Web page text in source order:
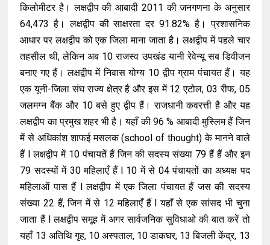
किलोमीटर है। लक्षद्वीप की आबादी 2011 की जनगणना के अनुसार
64,473 है। लक्षद्वीप की साक्षरता दर 91.82% है। प्रशासनिक
आधार पर लक्षद्वीप को एक जिला माना जाता है। लक्षद्वीप में पहले चार
तहसील थी, लेकिन अब 10 राजस्व उपखंड यानी रेवेन्यू सब डिवीजन
बनाए गए हैं। लक्षद्वीप में निवास योग्य 10 द्वीप ग्राम पंचायत हैं। यह
एक यूनी-जिला संघ राज्य क्षेत्र है और इस में 12 एटोल, 03 रीफ, 05
जलमग्न बैंक और 10 बसे हुए द्वीप हैं। राजधानी कवरत्ती है और यह
लक्षद्वीप का प्रमुख शहर भी है। यहाँ की 96 % आबादी मुस्लिम हैं जिन
में से अधिकांश शाफई मसलक (school of thought) के मानने वाले
हैं l लक्षद्वीप में 10 पंचायतें हैं जिन की सदस्य संख्या 79 हैं हैं और इन
79 सदस्यों में 30 महिलाएँ हैं l 10 में से 04 पंचायतों का अध्यक्ष पद
महिलाओं पास हैं l लक्षद्वीप में एक जिला पंचायत हैं जस की सदस्य
संख्या 22 हैं, जिन में से 12 महिलाएँ हैं l यहाँ से एक सांसद भी चुना
जाता हैं l लक्षद्वीप समूह में अगर सार्वजनिक सुविधाओ की बात करें तो
यहाँ 13 अतिथि गृह, 10 अस्पताल, 10 डाकघर, 13 बिजली केंद्र, 13